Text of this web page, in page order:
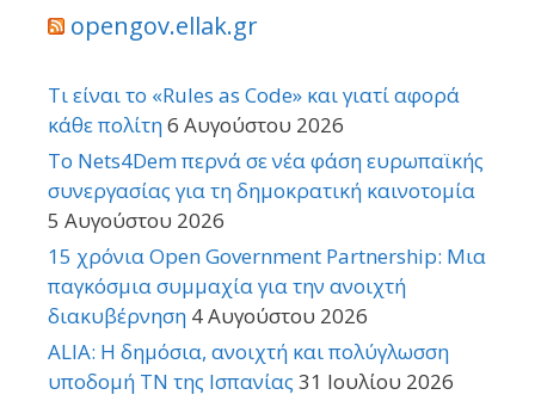
opengov.ellak.gr
Τι είναι το «Rules as Code» και γιατί αφορά
κάθε πολίτη6 Αυγούστου 2026
Το Nets4Dem περνά σε νέα φάση ευρωπαϊκής
συνεργασίας για τη δημοκρατική καινοτομία
5 Αυγούστου 2026
15 χρόνια Open Government Partnership: Μια
παγκόσμια συμμαχία για την ανοιχτή
διακυβέρνηση 4 Αυγούστου 2026
ALIA: Η δημόσια, ανοιχτή και πολύγλωσση
υποδομή ΤΝ της Ισπανίας 31 Ιουλίου 2026